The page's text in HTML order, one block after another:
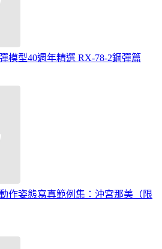
模型40週年精選 RX-78-2鋼彈篇
作姿態寫真範例集：沖宮那美（限